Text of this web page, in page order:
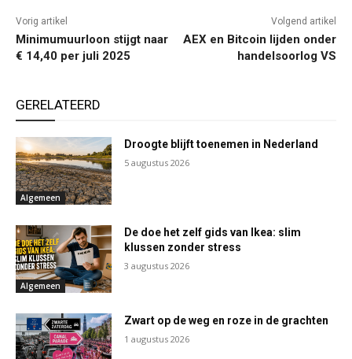
Vorig artikel
Minimumuurloon stijgt naar
€ 14,40 per juli 2025
Volgend artikel
AEX en Bitcoin lijden onder
handelsoorlog VS
GERELATEERD
Algemeen
Droogte blijft toenemen in Nederland
5 augustus 2026
Algemeen
De doe het zelf gids van Ikea: slim
klussen zonder stress
3 augustus 2026
Zwart op de weg en roze in de grachten
1 augustus 2026